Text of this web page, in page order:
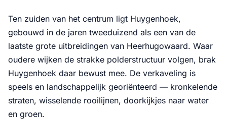
Ten zuiden van het centrum ligt Huygenhoek,
gebouwd in de jaren tweeduizend als een van de
laatste grote uitbreidingen van Heerhugowaard. Waar
oudere wijken de strakke polderstructuur volgen, brak
Huygenhoek daar bewust mee. De verkaveling is
speels en landschappelijk georiënteerd — kronkelende
straten, wisselende rooilijnen, doorkijkjes naar water
en groen.